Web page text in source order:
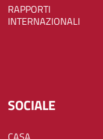
RAPPORTI
INTERNAZIONALI
SOCIALE